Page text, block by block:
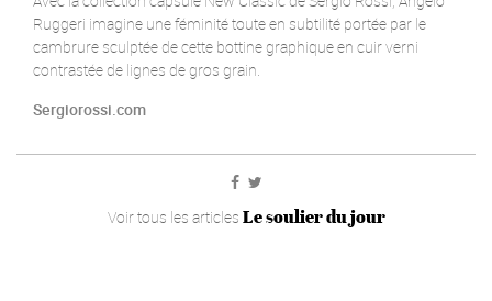
Ruggeri imagine une féminité toute en subtilité portée par le
cambrure sculptée de cette bottine graphique en cuir verni
contrastée de lignes de gros grain.
Sergiorossi.com
Voir tous les articles Le soulier du jour